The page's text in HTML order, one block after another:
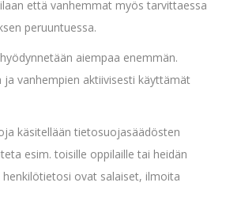
että vanhemmat myös tarvittaessa
peruuntuessa.
aiempaa enemmän.
vanhempien aktiivisesti käyttämät
käsitellään tietosuojasäädösten
esim. toisille oppilaille tai heidän
ovat salaiset, ilmoita